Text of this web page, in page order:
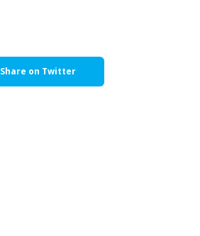
Share on Twitter